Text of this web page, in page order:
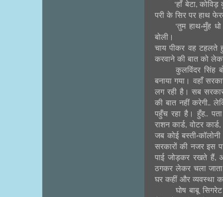
‘हाँ बेटा,
परी के सिर पर हाथ
‘तुम हाथ-मुँह
बोली।
चाय पीकर वह टहलते
करवाने की बात को
कुलविंदर सिंह
बनाया गया। वहाँ
लग रही है। सब
की बात नहीं करेगी..
पहुँच रहा है। हुँह..
राशन कार्ड, वोटर
जब कोई बस्ती-
सरकारों की नजर इस
पाई जोड़कर रखते हैं,
ठगकर लेकर चला जाता
घर कहीं और व्यवस्था
घोष बाबू